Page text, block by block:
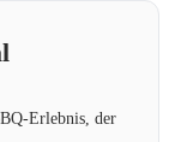
Erlebnis, der